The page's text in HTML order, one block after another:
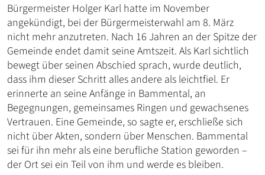
Bürgermeister Holger Karl hatte im November
angekündigt, bei der Bürgermeisterwahl am 8. März
nicht mehr anzutreten. Nach 16 Jahren an der Spitze der
Gemeinde endet damit seine Amtszeit. Als Karl sichtlich
bewegt über seinen Abschied sprach, wurde deutlich,
dass ihm dieser Schritt alles andere als leichtfiel. Er
erinnerte an seine Anfänge in Bammental, an
Begegnungen, gemeinsames Ringen und gewachsenes
Vertrauen. Eine Gemeinde, so sagte er, erschließe sich
nicht über Akten, sondern über Menschen. Bammental
sei für ihn mehr als eine berufliche Station geworden –
der Ort sei ein Teil von ihm und werde es bleiben.